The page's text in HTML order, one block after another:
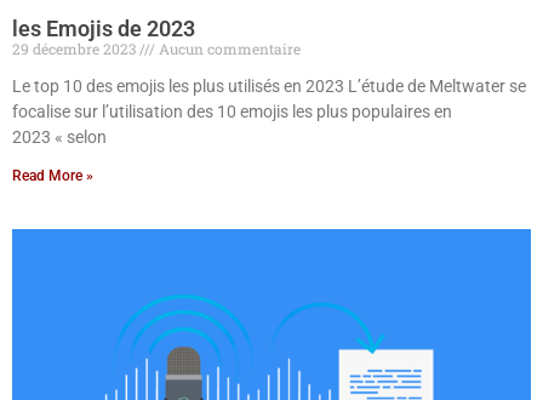
les Emojis de 2023
29 décembre 2023
Aucun commentaire
Le top 10 des emojis les plus utilisés en 2023 L’étude de Meltwater se
focalise sur l’utilisation des 10 emojis les plus populaires en
2023 « selon
Read More »